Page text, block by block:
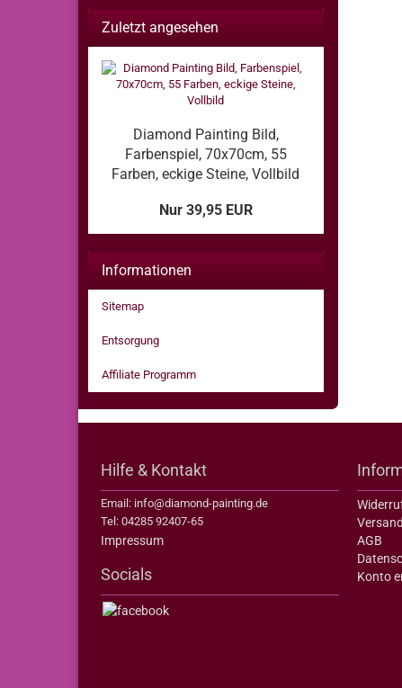
Zuletzt angesehen
Diamond Painting Bild,
Farbenspiel, 70x70cm, 55
Farben, eckige Steine, Vollbild
Nur 39,95 EUR
Informationen
Sitemap
Entsorgung
Affiliate Programm
Hilfe & Kontakt
Email: info@diamond-painting.de
Tel: 04285 92407-65
Impressum
Socials
AGB
Konto